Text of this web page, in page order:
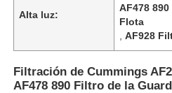
Alta luz:
AF478
Flota
,AF928
Filtración de Cummings
AF478 890 Filtro de la